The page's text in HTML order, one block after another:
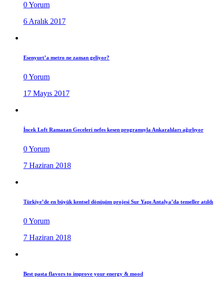
0 Yorum
6 Aralık 2017
Esenyurt’a metro ne zaman geliyor?
0 Yorum
17 Mayıs 2017
İncek Loft Ramazan Geceleri nefes kesen programıyla Ankaralıları ağırlıyor
0 Yorum
7 Haziran 2018
Türkiye’de en büyük kentsel dönüşüm projesi Sur Yapı Antalya’da temeller atıldı
0 Yorum
7 Haziran 2018
Best pasta flavors to improve your energy & mood